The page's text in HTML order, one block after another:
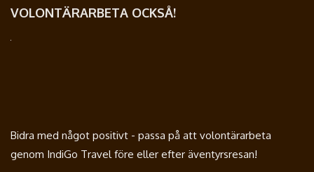
VOLONTÄRARBETA OCKSÅ!
Bidra med något positivt - passa på att volontärarbeta
genom IndiGo Travel före eller efter äventyrsresan!